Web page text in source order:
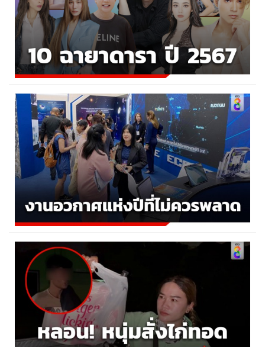
เปิด 10 ฉายาดาราประจำปี 67 จากสมาคมนักข่าวบันเทิง
08:24 น.
23 ธันวาคม 2567
ยกระดับ Thailand Space Week 2024 ตั้งเป้าให้ไทยเป็นจุด
หมายเชื่อมโยง...
10:46 น.
10 ตุลาคม 2567